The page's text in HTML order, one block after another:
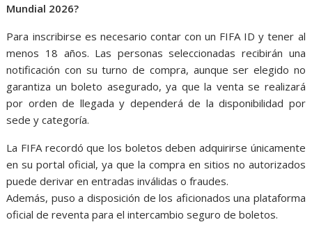
Mundial 2026?
Para inscribirse es necesario contar con un FIFA ID y tener al
menos 18 años. Las personas seleccionadas recibirán una
notificación con su turno de compra, aunque ser elegido no
garantiza un boleto asegurado, ya que la venta se realizará
por orden de llegada y dependerá de la disponibilidad por
sede y categoría.
La FIFA recordó que los boletos deben adquirirse únicamente
en su portal oficial, ya que la compra en sitios no autorizados
puede derivar en entradas inválidas o fraudes.
Además, puso a disposición de los aficionados una plataforma
oficial de reventa para el intercambio seguro de boletos.